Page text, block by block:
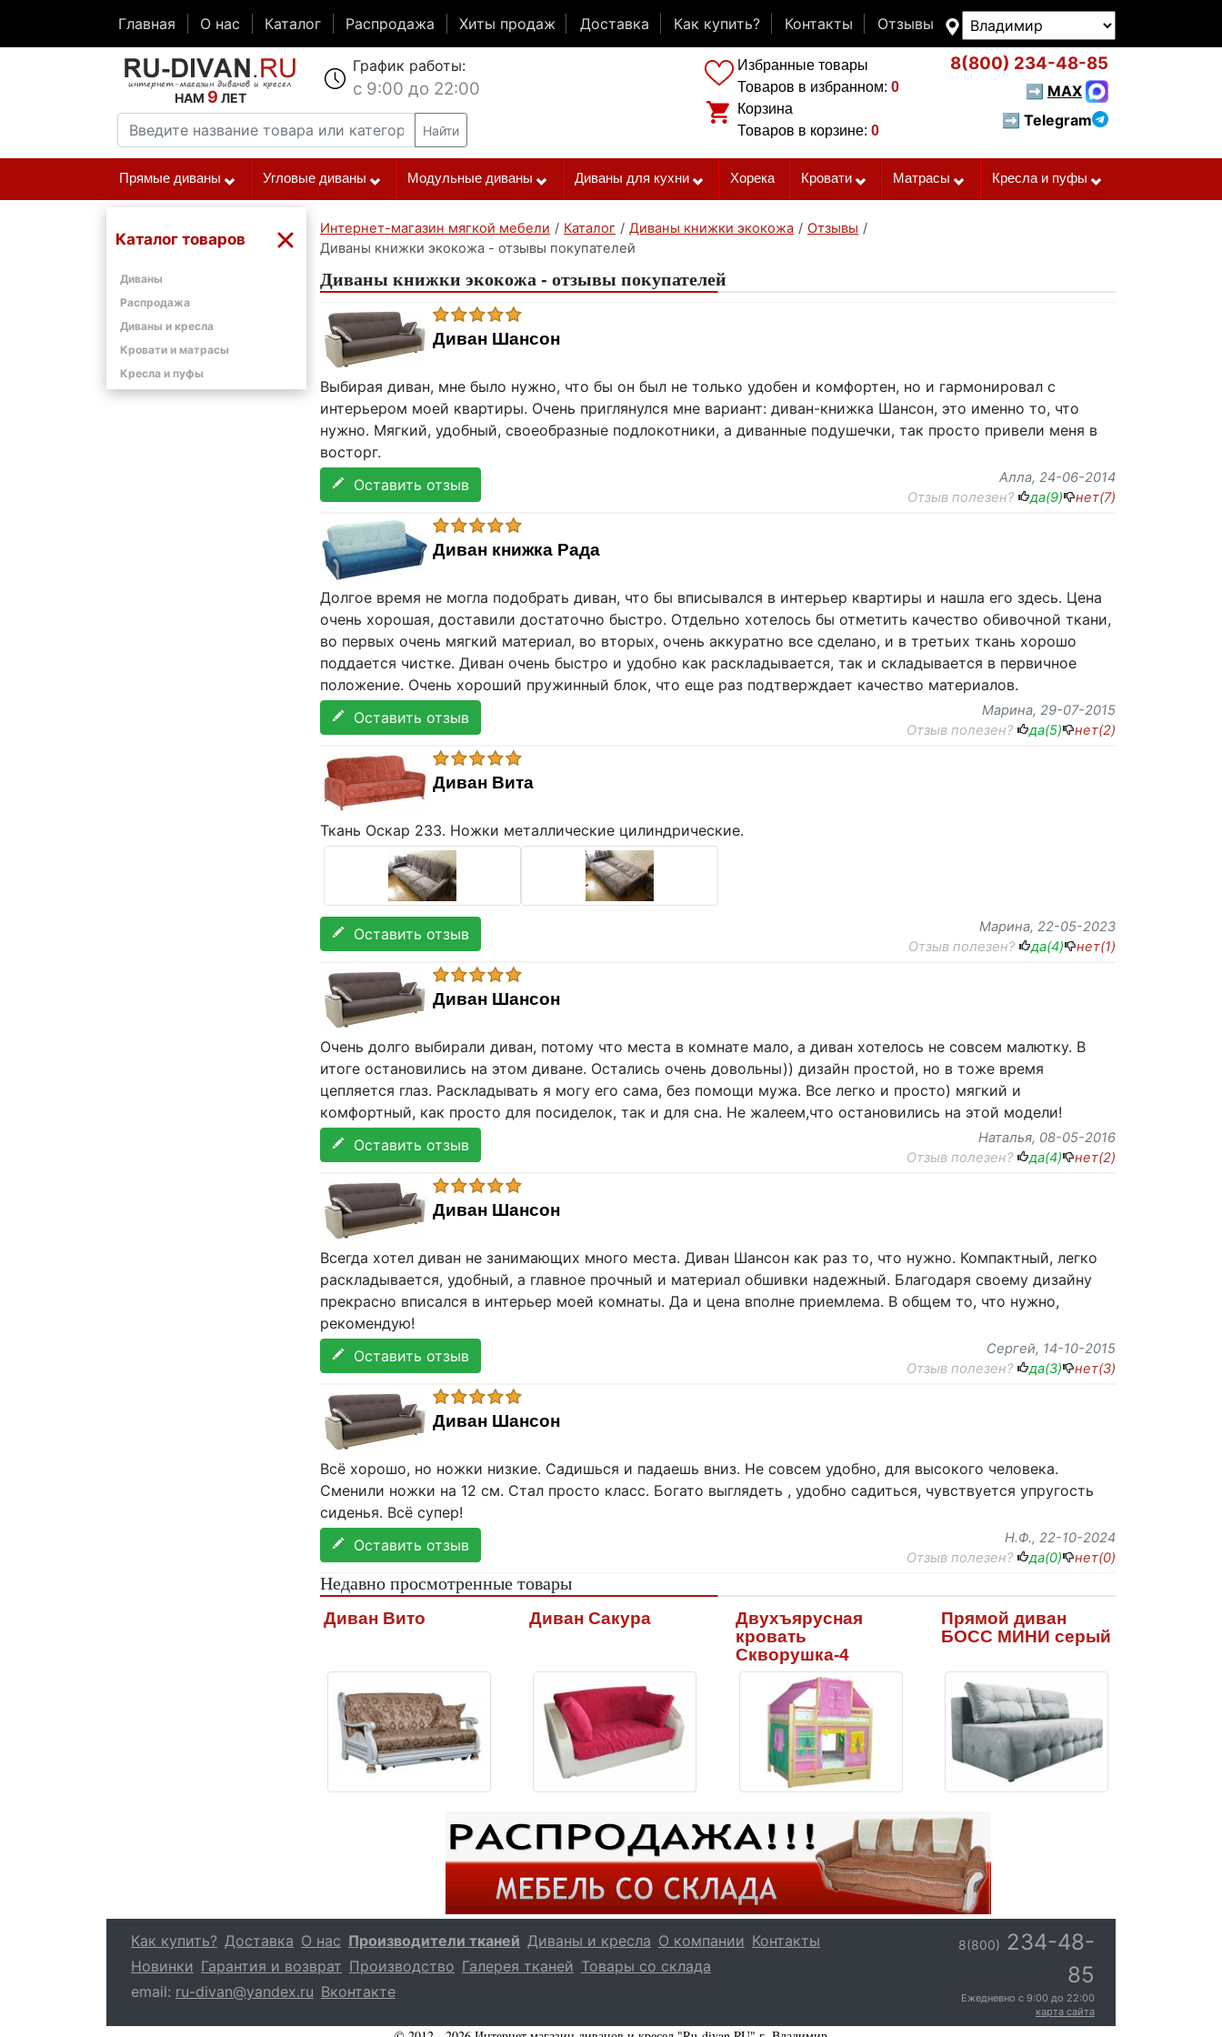
Главная О нас Каталог Распродажа Хиты продаж Доставка Как купить? Контакты Отзывы
НАМ 9 ЛЕТ
График работы:
с 9:00 до 22:00
Найти
Избранные товары
Товаров в избранном: 0
Корзина
Товаров в корзине: 0
8(800) 234-48-85
➡ MAX
➡ Telegram
Прямые диваны Угловые диваны Модульные диваны Диваны для кухни Хорека Кровати Матрасы Кресла и пуфы
Каталог товаров
Диваны
Распродажа
Диваны и кресла
Кровати и матрасы
Кресла и пуфы
Интернет-магазин мягкой мебели / Каталог / Диваны книжки экокожа / Отзывы /
Диваны книжки экокожа - отзывы покупателей
Диваны книжки экокожа - отзывы покупателей
Диван Шансон
Выбирая диван, мне было нужно, что бы он был не только удобен и комфортен, но и гармонировал с
интерьером моей квартиры. Очень приглянулся мне вариант: диван-книжка Шансон, это именно то, что
нужно. Мягкий, удобный, своеобразные подлокотники, а диванные подушечки, так просто привели меня в
восторг.
Оставить отзыв
Алла, 24-06-2014
Отзыв полезен?
да(9) нет(7)
Диван книжка Рада
Долгое время не могла подобрать диван, что бы вписывался в интерьер квартиры и нашла его здесь. Цена
очень хорошая, доставили достаточно быстро. Отдельно хотелось бы отметить качество обивочной ткани,
во первых очень мягкий материал, во вторых, очень аккуратно все сделано, и в третьих ткань хорошо
поддается чистке. Диван очень быстро и удобно как раскладывается, так и складывается в первичное
положение. Очень хороший пружинный блок, что еще раз подтверждает качество материалов.
Оставить отзыв
Марина, 29-07-2015
Отзыв полезен?
да(5) нет(2)
Диван Вита
Ткань Оскар 233. Ножки металлические цилиндрические.
Оставить отзыв Марина, 22-05-2023
Отзыв полезен?
да(4) нет(1)
Диван Шансон
Очень долго выбирали диван, потому что места в комнате мало, а диван хотелось не совсем малютку. В
итоге остановились на этом диване. Остались очень довольны)) дизайн простой, но в тоже время
цепляется глаз. Раскладывать я могу его сама, без помощи мужа. Все легко и просто) мягкий и
комфортный, как просто для посиделок, так и для сна. Не жалеем,что остановились на этой модели!
Оставить отзыв
Наталья, 08-05-2016
Отзыв полезен?
да(4) нет(2)
Диван Шансон
Всегда хотел диван не занимающих много места. Диван Шансон как раз то, что нужно. Компактный, легко
раскладывается, удобный, а главное прочный и материал обшивки надежный. Благодаря своему дизайну
прекрасно вписался в интерьер моей комнаты. Да и цена вполне приемлема. В общем то, что нужно,
рекомендую!
Оставить отзыв
Сергей, 14-10-2015
Отзыв полезен?
да(3) нет(3)
Диван Шансон
Всё хорошо, но ножки низкие. Садишься и падаешь вниз. Не совсем удобно, для высокого человека.
Сменили ножки на 12 см. Стал просто класс. Богато выглядеть , удобно садиться, чувствуется упругость
сиденья. Всё супер!
Оставить отзыв
Н.Ф., 22-10-2024
Отзыв полезен?
да(0) нет(0)
Недавно просмотренные товары
Диван Вито Диван Сакура
Двухъярусная
кровать
Скворушка-4
Прямой диван
БОСС МИНИ серый
Как купить? Доставка О нас Производители тканей Диваны и кресла О компании Контакты
Новинки Гарантия и возврат Производство Галерея тканей Товары со склада
email: ru-divan@yandex.ru Вконтакте
8(800) 234-48-
85
Ежедневно с 9:00 до 22:00
карта сайта